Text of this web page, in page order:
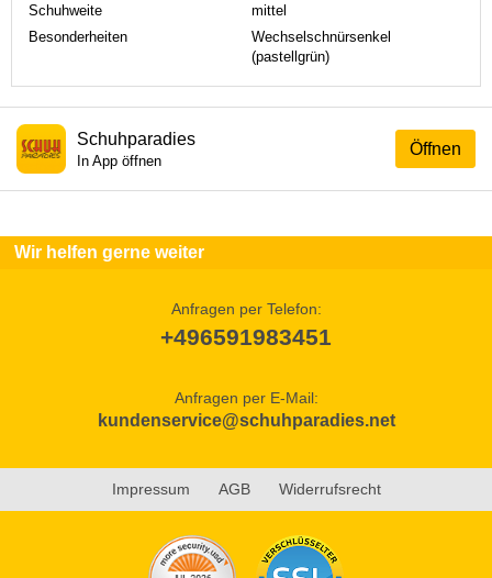
Schuhweite
mittel
Besonderheiten
Wechselschnürsenkel
(pastellgrün)
Öffnen
Schuhparadies
In App öffnen
Wir helfen gerne weiter
Anfragen per Telefon:
+496591983451
Anfragen per E-Mail:
kundenservice@schuhparadies.net
Impressum AGB Widerrufsrecht